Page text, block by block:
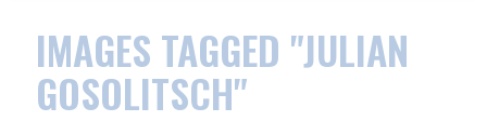
IMAGES TAGGED "JULIAN
GOSOLITSCH"